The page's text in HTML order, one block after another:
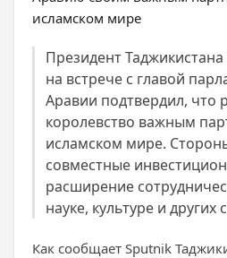
Президент
на встрече с главой
Аравии подтвердил, что
королевство важным
исламском мире.
совместные
расширение
науке, культуре и других
Как сообщает Sputnik